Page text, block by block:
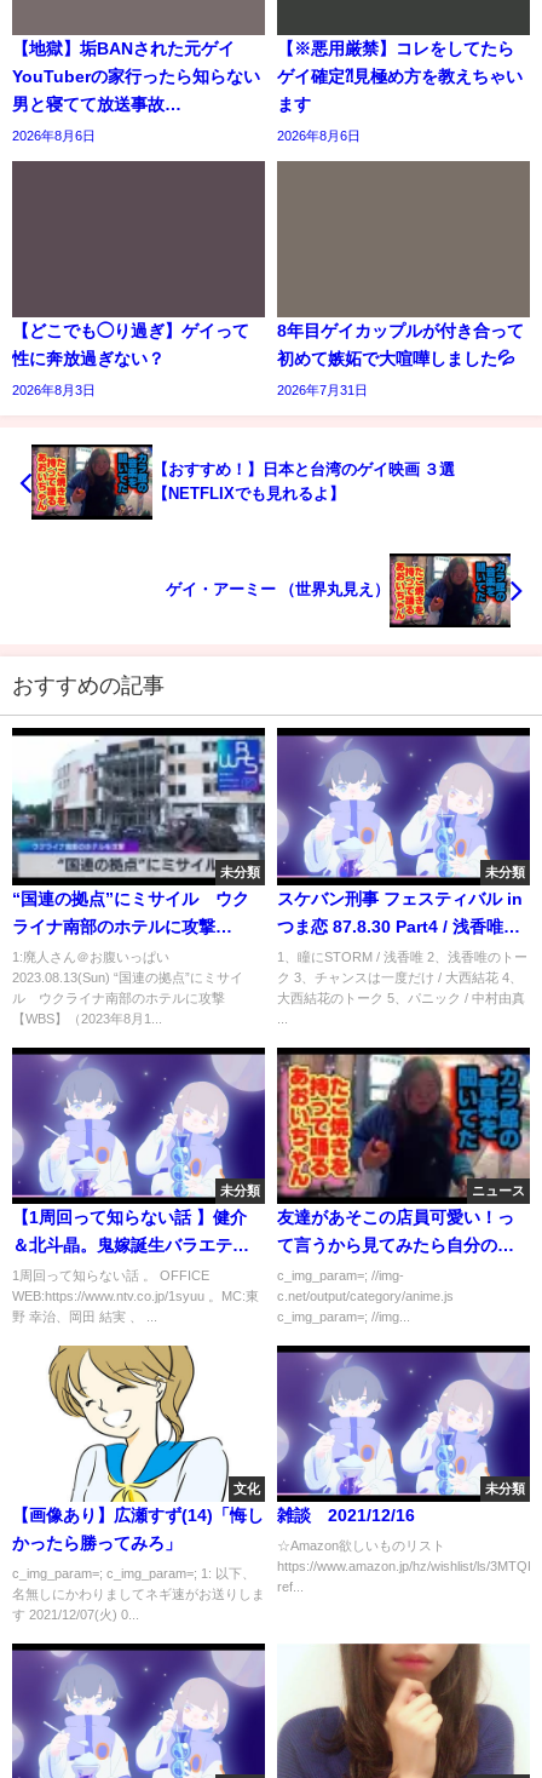
【地獄】垢BANされた元ゲイ
YouTuberの家行ったら知らない
男と寝てて放送事故…
2026年8月6日
【※悪用厳禁】コレをしてたら
ゲイ確定⁈見極め方を教えちゃい
ます
2026年8月6日
【どこでも◯り過ぎ】ゲイって
性に奔放過ぎない？
2026年8月3日
8年目ゲイカップルが付き合って
初めて嫉妬で大喧嘩しました💦
2026年7月31日
【おすすめ！】日本と台湾のゲイ映画 ３選
【NETFLIXでも見れるよ】
ゲイ・アーミー （世界丸見え）
おすすめの記事
未分類
“国連の拠点”にミサイル ウク
ライナ南部のホテルに攻撃
【WBS】（2023年8月11日）
1:廃人さん＠お腹いっぱい
2023.08.13(Sun) “国連の拠点”にミサイ
ル ウクライナ南部のホテルに攻撃
【WBS】（2023年8月1...
未分類
スケバン刑事 フェスティバル in
つま恋 87.8.30 Part4 / 浅香唯・
大西結花・中村由真
1、瞳にSTORM / 浅香唯 2、浅香唯のトー
ク 3、チャンスは一度だけ / 大西結花 4、
大西結花のトーク 5、パニック / 中村由真
未分類
【1周回って知らない話 】健介
＆北斗晶。鬼嫁誕生バラエティ
ーに進出きっかけは？倒産・貯
金ゼロを救ったのは？運命を変
1周回って知らない話 。 OFFICE
WEB:https://www.ntv.co.jp/1syuu 。MC:東
野 幸治、岡田 結実 、 ...
ニュース
友達があそこの店員可愛い！っ
て言うから見てみたら自分の母
親だった
c_img_param=; //img-
c.net/output/category/anime.js
c_img_param=; //img...
文化
【画像あり】広瀬すず(14)「悔し
かったら勝ってみろ」
c_img_param=; c_img_param=; 1: 以下、
名無しにかわりましてネギ速がお送りしま
す 2021/12/07(火) 0...
未分類
雑談 2021/12/16
☆Amazon欲しいものリスト
https://www.amazon.jp/hz/wishlist/ls/
ref...